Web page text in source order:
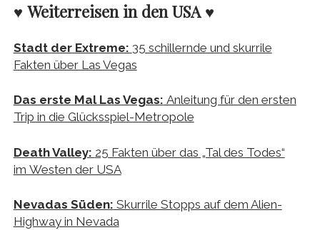
♥ Weiterreisen in den USA ♥
Stadt der Extreme: 35 schillernde und skurrile
Fakten über Las Vegas
Das erste Mal Las Vegas: Anleitung für den ersten
Trip in die Glücksspiel-Metropole
Death Valley: 25 Fakten über das „Tal des Todes“
im Westen der USA
Nevadas Süden: Skurrile Stopps auf dem Alien-
Highway in Nevada